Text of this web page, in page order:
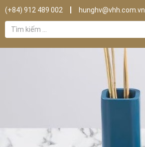
(+84) 912 489 002
hunghv@vhh.com.vn
Tìm
kiếm
cho: